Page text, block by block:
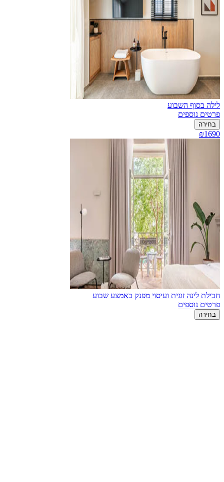
לילה בסוף השבוע
פרטים נוספים
בחירה
₪1690
חבילת לינה זוגית ועיסוי מפנק באמצע שבוע
פרטים נוספים
בחירה